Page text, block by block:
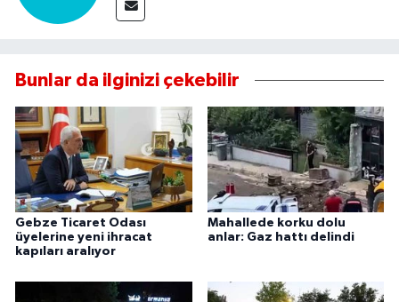
Bunlar da ilginizi çekebilir
Gebze Ticaret Odası
üyelerine yeni ihracat
kapıları aralıyor
Mahallede korku dolu
anlar: Gaz hattı delindi